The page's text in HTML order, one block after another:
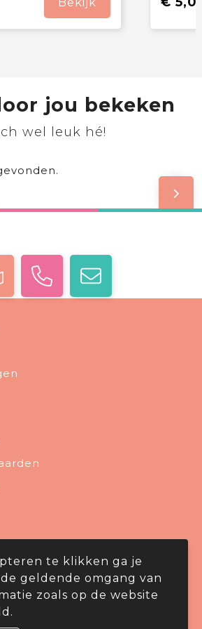
jou bekeken
wel leuk hé!
te klikken ga je
geldende omgang van
zoals op de website